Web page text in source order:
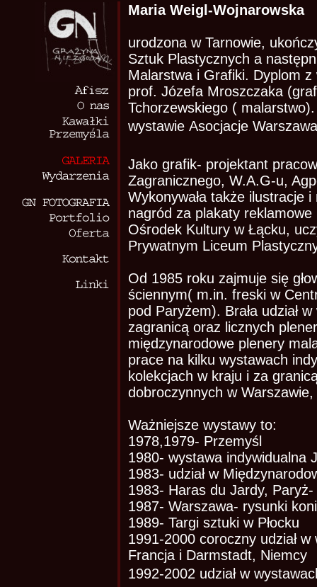
Maria Weigl-Wojnarowska
urodzona w Tarnowie,
Sztuk Plastycznych a
Malarstwa i Grafiki. Dyplom z
prof. Józefa Mroszczaka
Tchorzewskiego (
wystawie Asocjacje
Jako grafik- projektant
Zagranicznego, W.A.G-u,
Wykonywała także ilustracje
nagród za plakaty
Ośrodek Kultury w Łącku,
Prywatnym Liceum
Od 1985 roku zajmuje się
ściennym( m.in. freski w
pod Paryżem). Brała udział
zagranicą oraz licznych
międzynarodowe plenery
prace na kilku wystawach
kolekcjach w kraju i za
dobroczynnych w Warszawie,
Ważniejsze wystawy to:
1978,1979- Przemyśl
1980- wystawa indywidualna
1983- udział w
1983- Haras du Jardy,
1987- Warszawa- rysunki
1989- Targi sztuki w Płocku
1991-2000 coroczny udział
Francja i Darmstadt, Niemcy
1992-2002 udział w